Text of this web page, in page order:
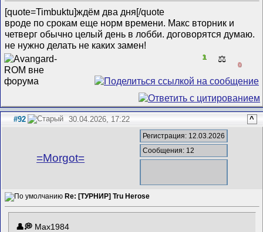
[quote=Timbuktu]ждём два дня[/quote
вроде по срокам еще норм времени. Макс вторник и
четверг обычно целый день в лобби. договорятся думаю.
не нужно делать не каких замен!
1 ⚖️
0
#92 30.04.2026, 17:22 ^
=Morgot=
Регистрация: 12.03.2026
Сообщения: 12
Re: [ТУРНИР] Tru Herose
Max1984